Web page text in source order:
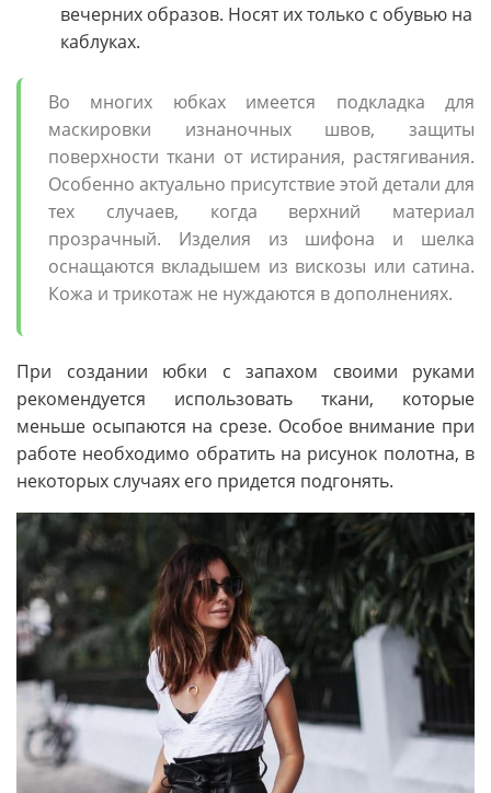
вечерних образов. Носят их только с обувью на
каблуках.
Во многих юбках имеется подкладка для
маскировки изнаночных швов, защиты
поверхности ткани от истирания, растягивания.
Особенно актуально присутствие этой детали для
тех случаев, когда верхний материал
прозрачный. Изделия из шифона и шелка
оснащаются вкладышем из вискозы или сатина.
Кожа и трикотаж не нуждаются в дополнениях.
При создании юбки с запахом своими руками
рекомендуется использовать ткани, которые
меньше осыпаются на срезе. Особое внимание при
работе необходимо обратить на рисунок полотна, в
некоторых случаях его придется подгонять.